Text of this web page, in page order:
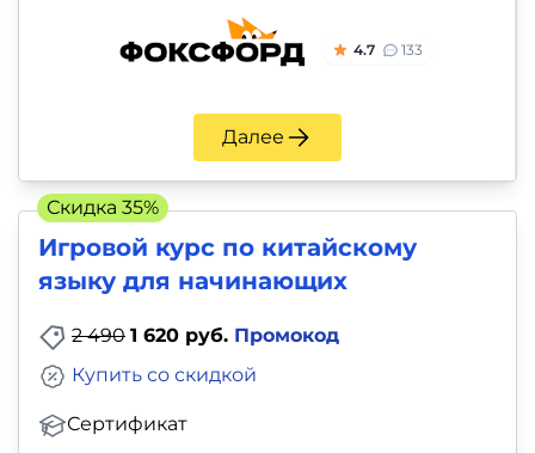
4.7 133
Далее
Игровой курс по китайскому
языку для начинающих
2 490 1 620 руб. Промокод
Сертификат
Купить со скидкой
Скидка 35%